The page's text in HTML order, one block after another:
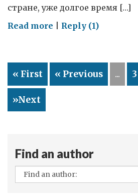
стране, уже долгое время […]
Read more onReply (1)
« First « Previous ... 3
»Next
Find an author